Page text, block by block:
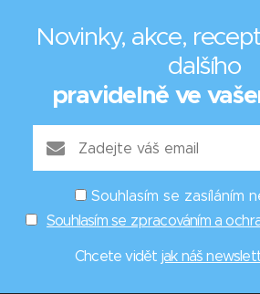
Novinky, akce,
dalšího
pravidelně ve
Souhlasím se zasíláním
Souhlasím se zpracováním a
Chcete vidět jak náš